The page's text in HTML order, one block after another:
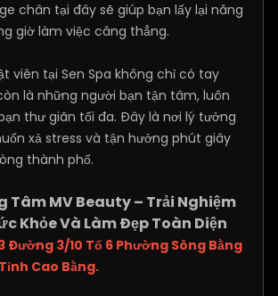
chân tại đây sẽ giúp bạn lấy lại năng
giờ làm việc căng thẳng.
viên tại Sen Spa không chỉ có tay
là những người bạn tận tâm, luôn
thư giãn tối đa. Đây là nơi lý tưởng
xả stress và tận hưởng phút giây
thành phố.
Tâm MV Beauty – Trải Nghiệm
Khỏe Và Làm Đẹp Toàn Diện
Đường 3/10 Tổ 6 Phường Sông Bằng
Cao Bằng.